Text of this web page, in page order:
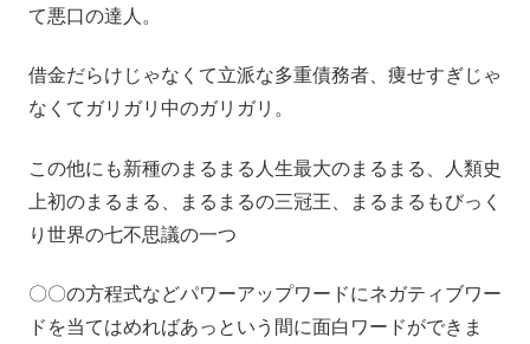
て悪口の達人。
借金だらけじゃなくて立派な多重債務者、痩せすぎじゃ
なくてガリガリ中のガリガリ。
この他にも新種のまるまる人生最大のまるまる、人類史
上初のまるまる、まるまるの三冠王、まるまるもびっく
り世界の七不思議の一つ
〇〇の方程式などパワーアップワードにネガティブワー
ドを当てはめればあっという間に面白ワードができま